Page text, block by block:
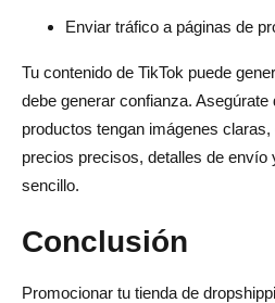
Enviar tráfico a páginas de
Tu contenido de TikTok puede
debe generar confianza.
productos tengan imágenes
precios precisos, detalles de envío
sencillo.
Conclusión
Promocionar tu tienda de